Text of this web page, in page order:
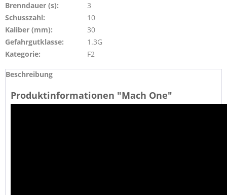
Brenndauer (s):
3
Schusszahl:
10
Kaliber (mm):
30
Gefahrgutklasse:
1.3G
Kategorie:
F2
Beschreibung
Produktinformationen "Mach One"